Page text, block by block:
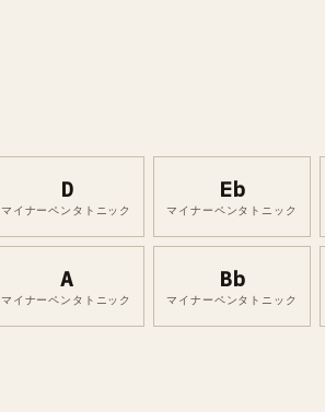
D
マイナーペンタトニック
Eb
マイナーペンタトニック
A
マイナーペンタトニック
Bb
マイナーペンタトニック